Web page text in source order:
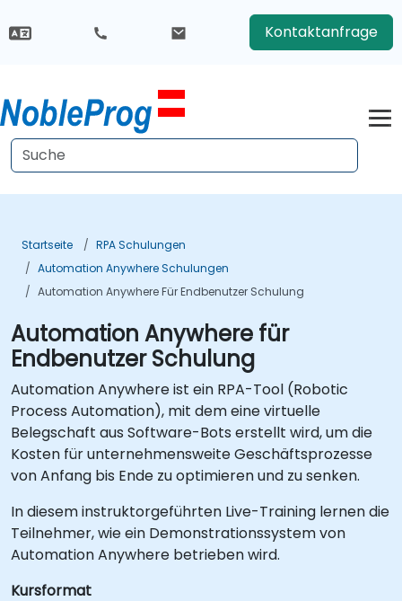
Kontaktanfrage
Startseite
RPA Schulungen
Automation Anywhere Schulungen
Automation Anywhere Für Endbenutzer Schulung
Automation Anywhere für
Endbenutzer Schulung
Automation Anywhere ist ein RPA-Tool (Robotic
Process Automation), mit dem eine virtuelle
Belegschaft aus Software-Bots erstellt wird, um die
Kosten für unternehmensweite Geschäftsprozesse
von Anfang bis Ende zu optimieren und zu senken.
In diesem instruktorgeführten Live-Training lernen die
Teilnehmer, wie ein Demonstrationssystem von
Automation Anywhere betrieben wird.
Kursformat